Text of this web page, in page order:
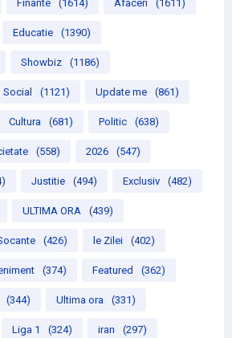
Finante (1614) Afaceri (1611)
Educatie (1390)
Showbiz (1186)
Social (1121) Update me (861)
Cultura (681) Politic (638)
(558) 2026 (547)
Justitie (494) Exclusiv (482)
ULTIMA ORA (439)
(426) le Zilei (402)
(374) Featured (362)
(344) Ultima ora (331)
Liga 1 (324) iran (297)